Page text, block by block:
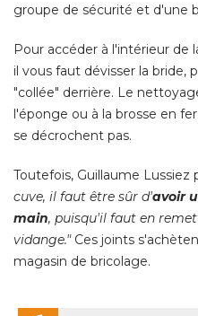
groupe de sécurité et d'une
Pour accéder à l'intérieur de
il vous faut dévisser la bride,
"collée" derrière. Le
l'éponge ou à la brosse en
se décrochent pas.
Toutefois, Guillaume Lussiez
cuve, il faut être sûr d'avoir
main, puisqu'il faut en
vidange."Ces joints
magasin de bricolage.